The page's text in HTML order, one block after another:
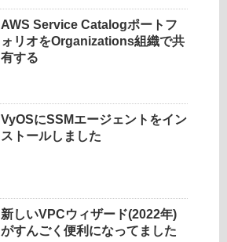
AWS Service Catalogポートフ
ォリオをOrganizations組織で共
有する
VyOSにSSMエージェントをイン
ストールしました
新しいVPCウィザード(2022年)
がすんごく便利になってました